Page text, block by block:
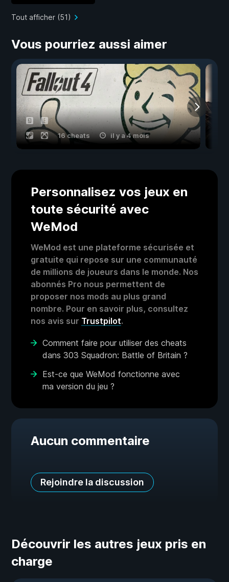
Tout afficher (51)
Vous pourriez aussi aimer
16 cheats il y a 4 mois
Personnalisez vos jeux en
toute sécurité avec
WeMod
WeMod est une plateforme sécurisée et
gratuite qui repose sur une communauté
de millions de joueurs dans le monde. Nos
abonnés Pro nous permettent de
proposer nos mods au plus grand
nombre. Pour en savoir plus, consultez
nos avis sur Trustpilot.
Comment faire pour utiliser des cheats
dans 303 Squadron: Battle of Britain ?
Est-ce que WeMod fonctionne avec
ma version du jeu ?
Aucun commentaire
Rejoindre la discussion
Découvrir les autres jeux pris en
charge